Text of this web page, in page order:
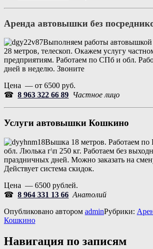
Аренда автовышки без
Выполняем работы
28 метров, телескоп. Окажем услугу
предприятиям. Работаем по СПб и обл.
дней в неделю. Звоните
Цена — от 6500 руб.
☎ 8 963 322 66 89 Частное лицо
Услуги автовышки Кошкино
Вышка 18 метров. Работаем по
обл. Люлька г\п 250 кг. Работаем без
праздничных дней. Можно заказать на
Действует система скидок.
Цена — 6500 рублей.
☎ 8 964 331 13 66 Анатолий
Опубликовано автором adminРубрики:
Кошкино
Навигация по записям